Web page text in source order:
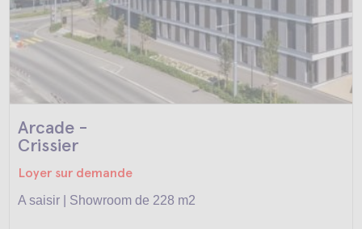
Arcade -
Crissier
Loyer sur demande
A saisir | Showroom de 228 m2